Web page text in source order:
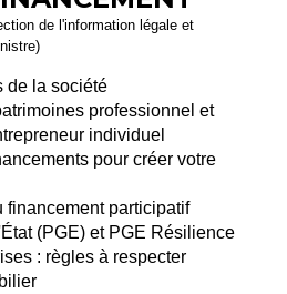
de l'information légale et
de la société
professionnel et
individuel
pour créer votre
financement participatif
(PGE) et PGE Résilience
: règles à respecter